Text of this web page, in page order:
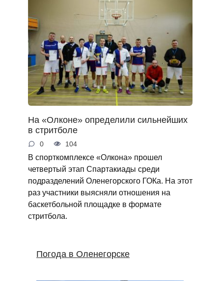
На «Олконе» определили сильнейших
в стритболе
0 104
В спорткомплексе «Олкона» прошел
четвертый этап Спартакиады среди
подразделений Оленегорского ГОКа. На этот
раз участники выясняли отношения на
баскетбольной площадке в формате
стритбола.
Погода в Оленегорске